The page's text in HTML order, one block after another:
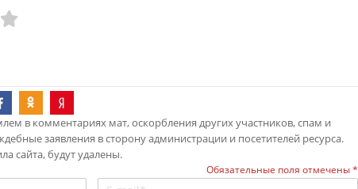
в комментариях мат, оскорбления других участников, спам и
заявления в сторону администрации и посетителей ресурса.
сайта, будут удалены.
Обязательные поля отмечены *